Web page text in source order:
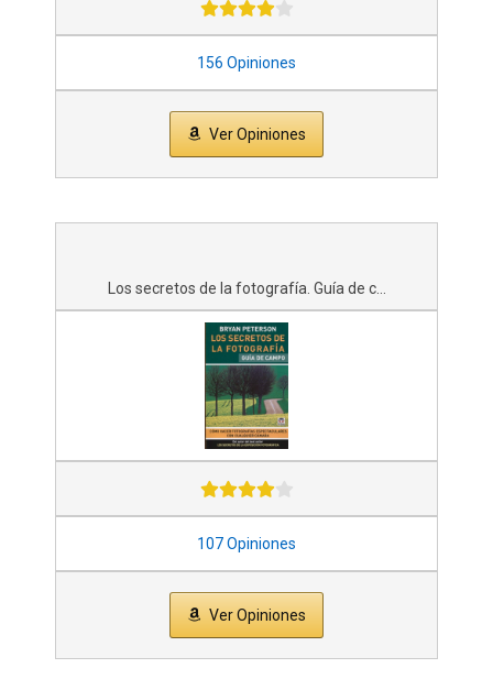
156 Opiniones
Ver Opiniones
Los secretos de la fotografía. Guía de c...
107 Opiniones
Ver Opiniones